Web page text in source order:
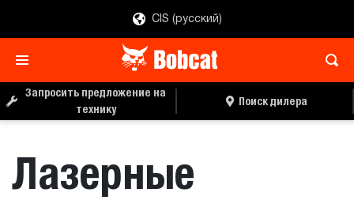
CIS (русский)
Запросить предложение на
технику
Поиск дилера
Лазерные
ЗАПРОС ЦЕНЫ ПОИСК ДИЛЕРА